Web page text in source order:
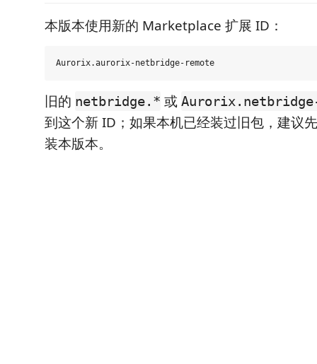
本版本使用新的 Marketplace 扩展 ID：
旧的 netbridge.* 或
到这个新 ID；如果本机已经装过旧包，建议
装本版本。